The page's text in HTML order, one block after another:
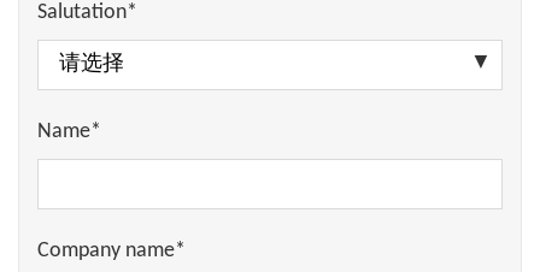
Salutation*
Name*
Company name*